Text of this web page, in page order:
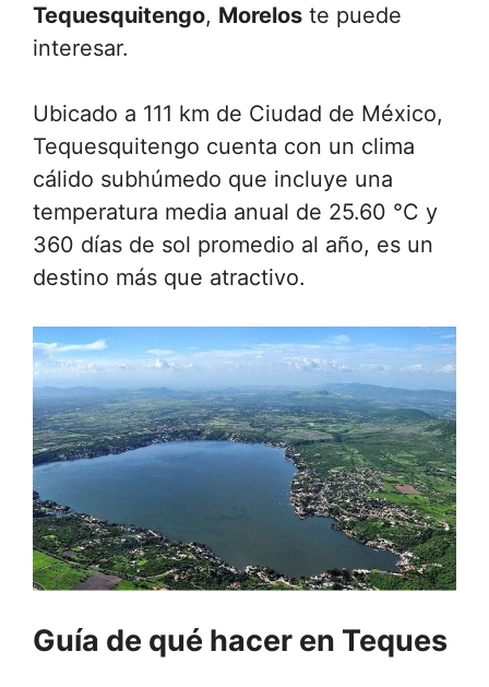
Tequesquitengo, Morelos te puede
interesar.
Ubicado a 111 km de Ciudad de México,
Tequesquitengo cuenta con un clima
cálido subhúmedo que incluye una
temperatura media anual de 25.60 °C y
360 días de sol promedio al año, es un
destino más que atractivo.
Guía de qué hacer en Teques